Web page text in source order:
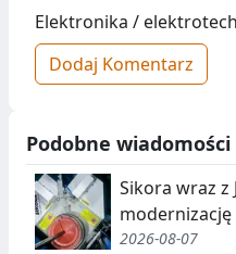
Elektronika /
Dodaj Komentarz
Podobne wiadomości
Sikora wraz z
2026-08-07